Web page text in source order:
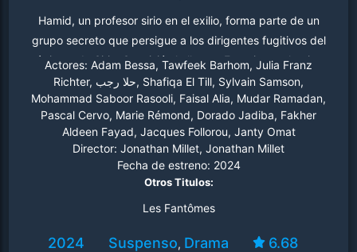
Hamid, un profesor sirio en el exilio, forma parte de un
grupo secreto que persigue a los dirigentes fugitivos del
régimen de Siria. Su misión le lleva a Francia tras la pista
de su antiguo torturador. La venganza con la que lleva
años obsesionado está a un solo paso... Inspirada en
hechos reales.
Actores: Adam Bessa, Tawfeek Barhom, Julia Franz
Richter, حلا رجب, Shafiqa El Till, Sylvain Samson,
Mohammad Saboor Rasooli, Faisal Alia, Mudar Ramadan,
Pascal Cervo, Marie Rémond, Dorado Jadiba, Fakher
Aldeen Fayad, Jacques Follorou, Janty Omat
Director: Jonathan Millet, Jonathan Millet
Fecha de estreno: 2024
Otros Titulos:
Les Fantômes
2024 Suspenso, Drama 6.68